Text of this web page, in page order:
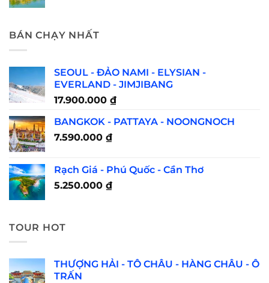
BÁN CHẠY NHẤT
SEOUL - ĐẢO NAMI - ELYSIAN -
EVERLAND - JIMJIBANG
17.900.000 ₫
BANGKOK - PATTAYA - NOONGNOCH
7.590.000 ₫
Rạch Giá - Phú Quốc - Cần Thơ
5.250.000 ₫
TOUR HOT
THƯỢNG HẢI - TÔ CHÂU - HÀNG CHÂU - Ô
TRẤN